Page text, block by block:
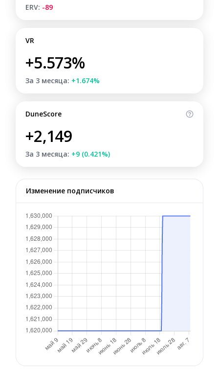
ERV: -89
VR
+5.573%
За 3 месяца: +1.674%
DuneScore
+2,149
За 3 месяца: +9 (0.421%)
Изменение подписчиков